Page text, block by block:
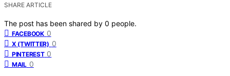
SHARE ARTICLE
The post has been shared by 0 people.
FACEBOOK 0
X (TWITTER) 0
PINTEREST 0
MAIL 0